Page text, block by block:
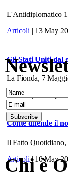
L'Antidiplomatico
Articoli | 13 May
Gli Stati Uniti dal
La Fionda, 7
Articoli
Conte difende il
Il Fatto Quotidiano,
Articoli| 10 May
Chi è